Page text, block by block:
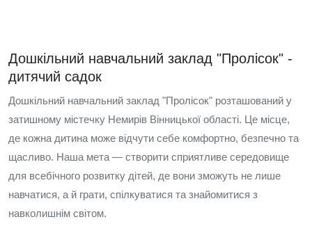
Дошкільний навчальний заклад "Пролісок" -
дитячий садок
Дошкільний навчальний заклад "Пролісок" розташований у
затишному містечку Немирів Вінницької області. Це місце,
де кожна дитина може відчути себе комфортно, безпечно та
щасливо. Наша мета — створити сприятливе середовище
для всебічного розвитку дітей, де вони зможуть не лише
навчатися, а й грати, спілкуватися та знайомитися з
навколишнім світом.